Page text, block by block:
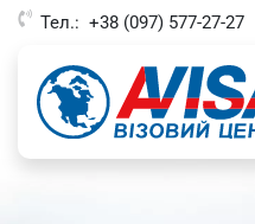
Тел.: +38 (097) 577-27-27